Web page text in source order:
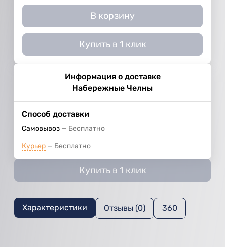
В корзину
Купить в 1 клик
Информация о доставке
Набережные Челны
Способ доставки
Самовывоз Бесплатно
Курьер Бесплатно
Купить в 1 клик
Характеристики Отзывы (0) 360